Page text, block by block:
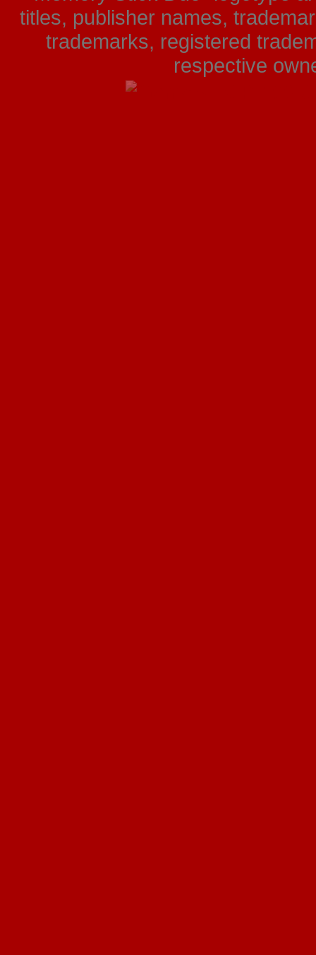
titles, publisher names,
trademarks, registered
respective